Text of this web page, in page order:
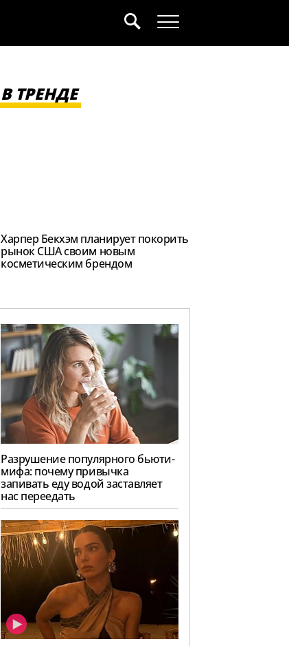
В ТРЕНДЕ
Харпер Бекхэм планирует покорить
рынок США своим новым
косметическим брендом
Разрушение популярного бьюти-
мифа: почему привычка
запивать еду водой заставляет
нас переедать